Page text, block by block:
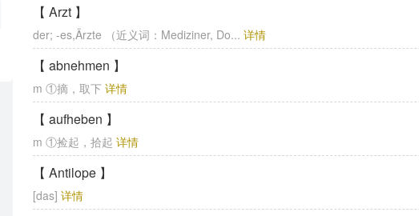
【 Arzt 】
der; -es,Ärzte （近义词：Mediziner, Do...详情
【 abnehmen 】
m ①摘，取下详情
【 aufheben 】
m ①捡起，拾起详情
【 Antilope 】
[das]详情